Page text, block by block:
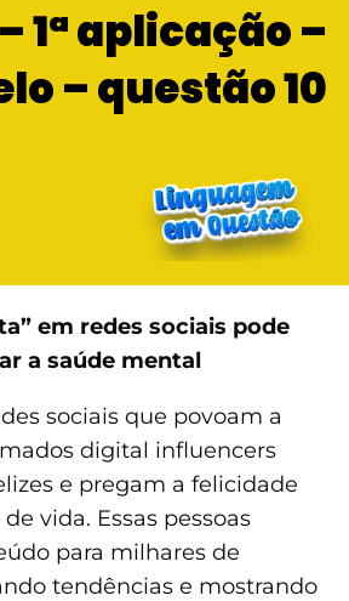
1ª aplicação –
– questão 10
em redes sociais pode
a saúde mental
sociais que povoam a
digital influencers
e pregam a felicidade
vida. Essas pessoas
para milhares de
tendências e mostrando